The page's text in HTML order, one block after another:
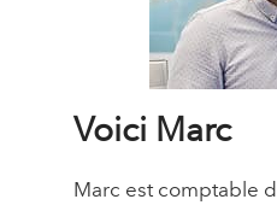
Voici Marc
Marc est comptable